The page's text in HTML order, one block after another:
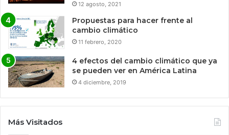
12 agosto, 2021
Propuestas para hacer frente al
cambio climático
11 febrero, 2020
4 efectos del cambio climático que ya
se pueden ver en América Latina
4 diciembre, 2019
Más Visitados